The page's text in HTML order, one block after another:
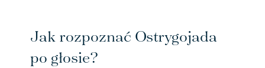
Jak rozpoznać Ostrygojada
po głosie?